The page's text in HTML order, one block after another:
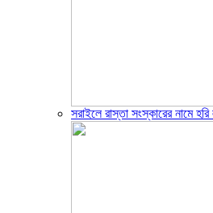
সরাইলে রাস্তা সংস্কারের নামে